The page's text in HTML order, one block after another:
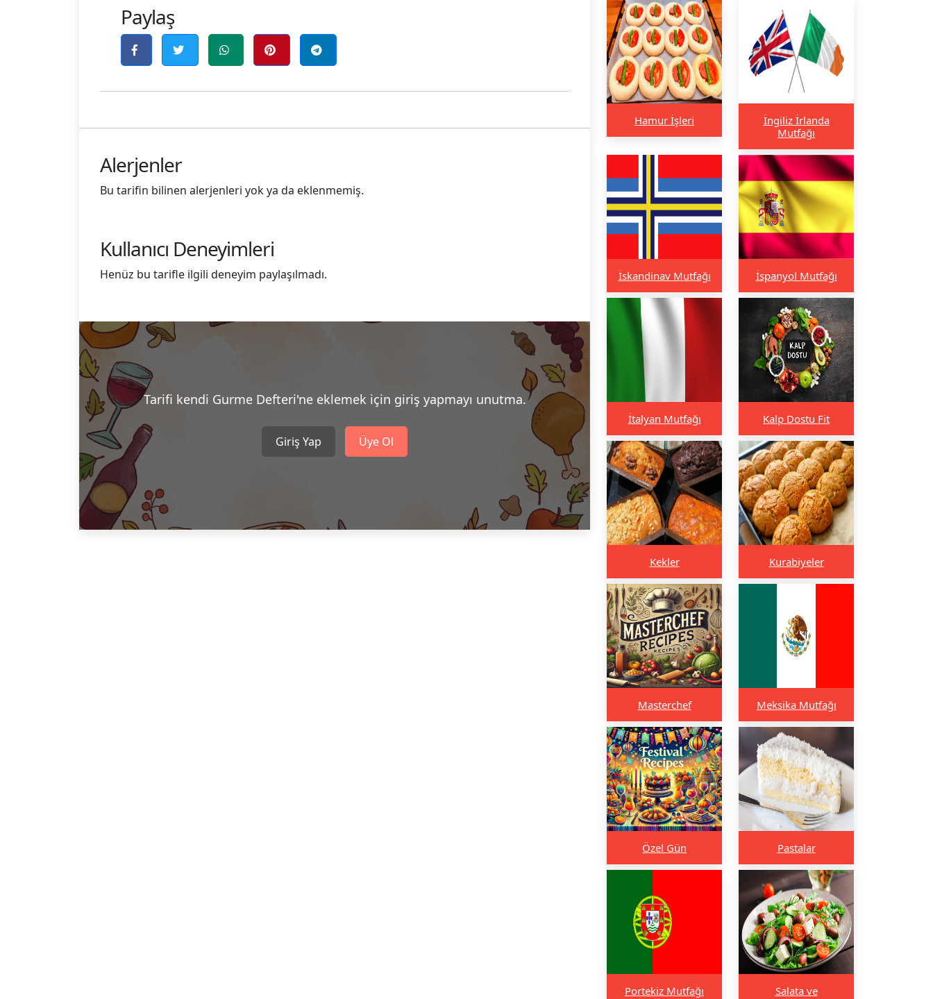
Paylaş
Alerjenler
Bu tarifin bilinen alerjenleri yok ya da eklenmemiş.
Kullanıcı Deneyimleri
Henüz bu tarifle ilgili deneyim paylaşılmadı.
Tarifi kendi Gurme Defteri'ne eklemek için giriş yapmayı unutma.
Giriş Yap Üye Ol
Hamur İşleri
İngiliz İrlanda
Mutfağı
İskandinav Mutfağı İspanyol Mutfağı
İtalyan Mutfağı Kalp Dostu Fit
Kekler Kurabiyeler
Masterchef Meksika Mutfağı
Özel Gün Pastalar
Portekiz Mutfağı
Salata ve